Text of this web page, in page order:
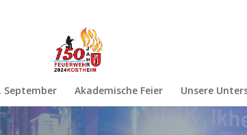
September Akademische Feier Unsere